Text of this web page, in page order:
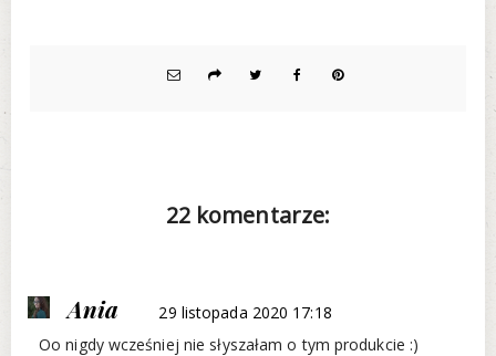
22 komentarze:
Ania
29 listopada 2020 17:18
Oo nigdy wcześniej nie słyszałam o tym produkcie :)